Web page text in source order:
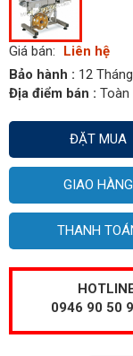
Giá bán:
Liên hệ
Bảo hành : 12 Tháng
Địa điểm bán : Toàn
ĐẶT MUA
GIAO HÀNG
THANH
0946 90 50